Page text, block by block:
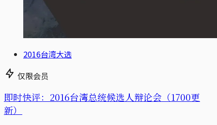
2016台湾大选
仅限会员
即时快评：2016台湾总统候选人辩论会（1700更
新）